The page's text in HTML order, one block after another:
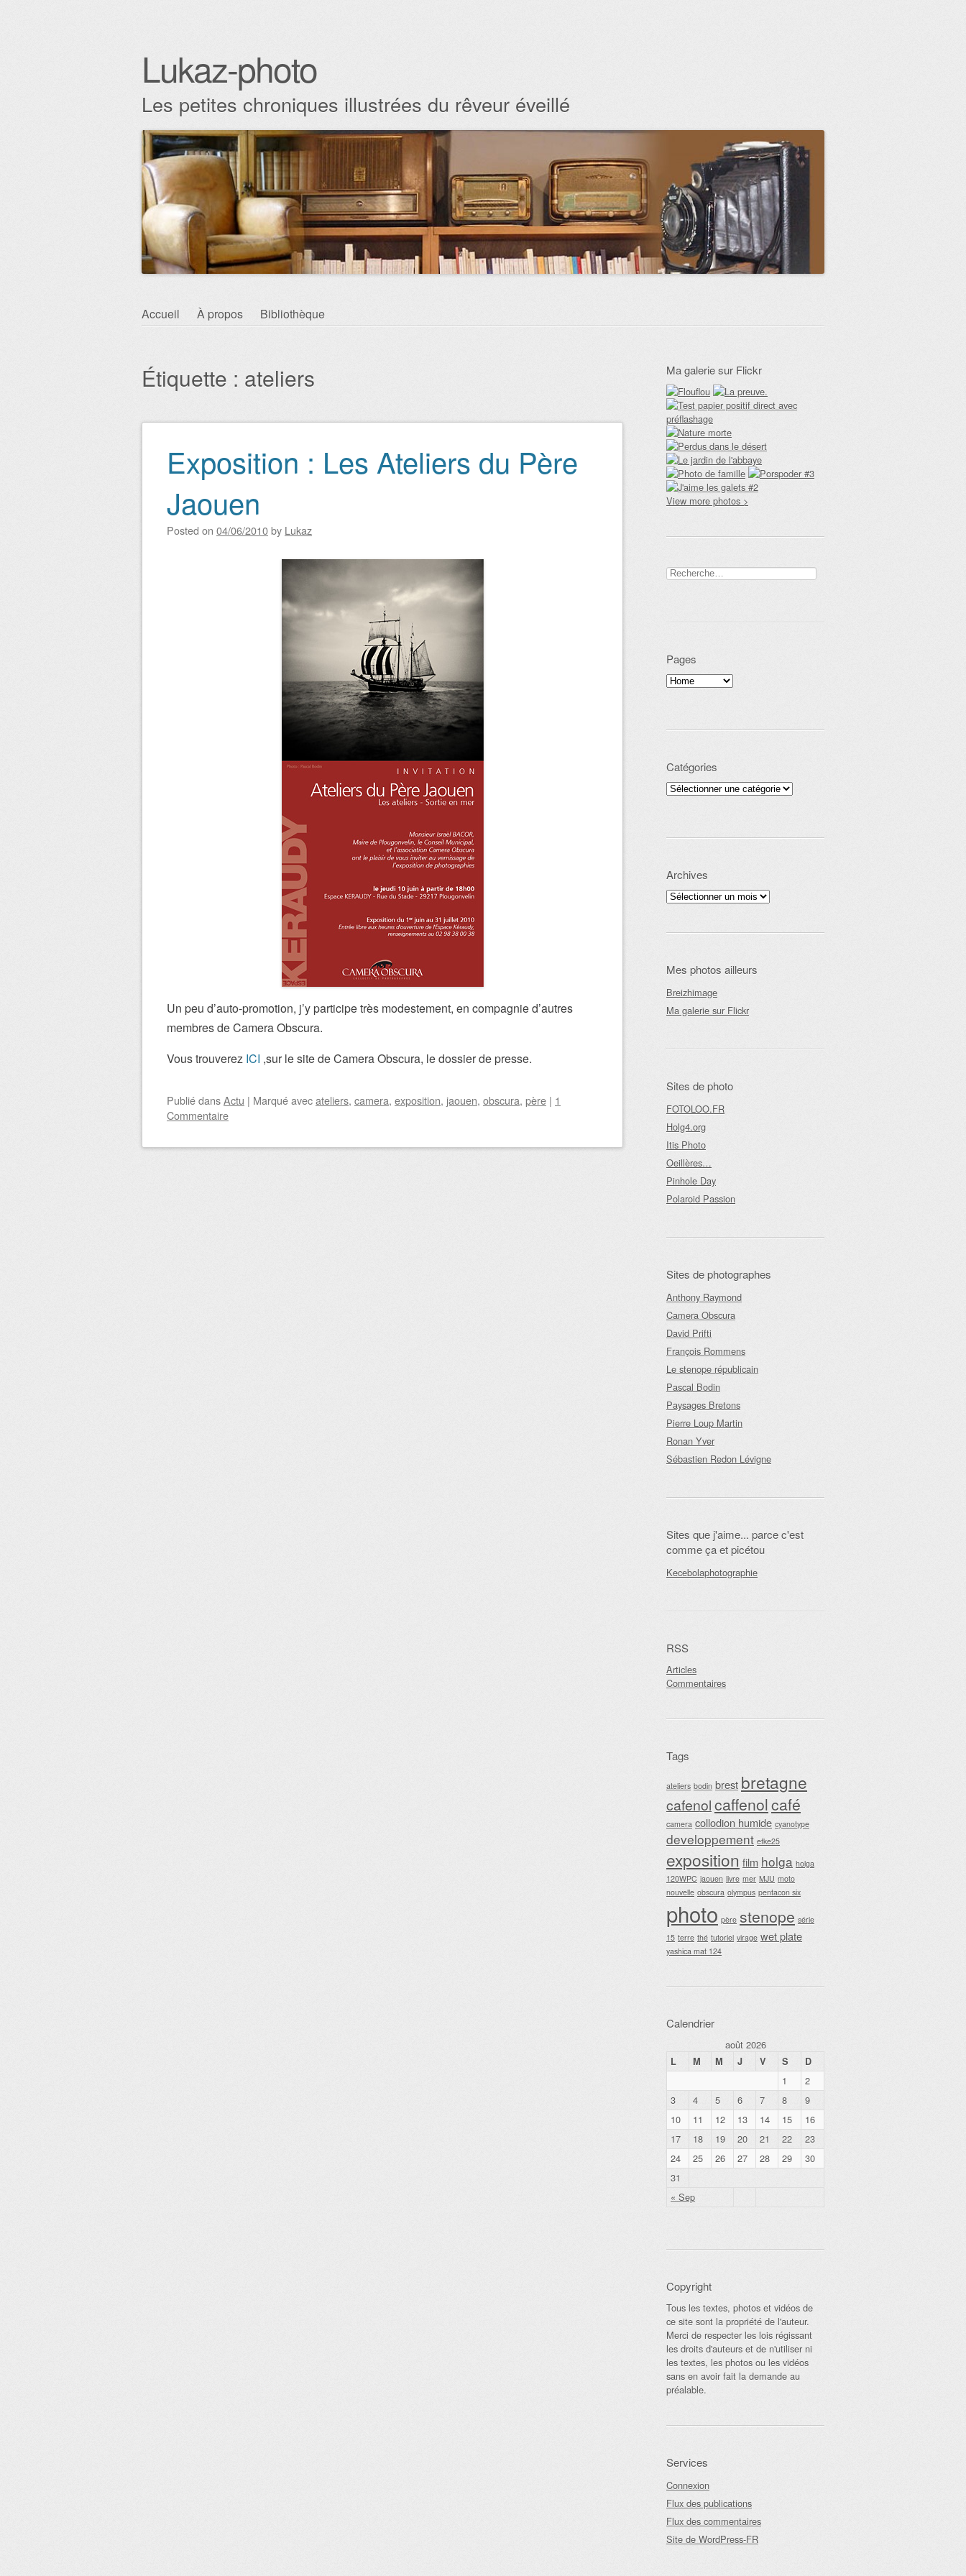
Lukaz-photo
Les petites chroniques illustrées du rêveur éveillé
Aller au contenu principal
Accueil À propos Bibliothèque
Étiquette : ateliers
Navigation des articles
Exposition : Les Ateliers du Père
Jaouen
Posted on 04/06/2010by Lukaz
Un peu d’auto-promotion, j’y participe très modestement, en compagnie d’autres
membres de Camera Obscura.
Vous trouverez ICI ,sur le site de Camera Obscura, le dossier de presse.
PubliédansActu | Marqué avecateliers, camera, exposition, jaouen, obscura, père | 1
Commentaire
Ma galerie sur Flickr
View more photos >
Rechercher :
Pages
Catégories
Catégories
Archives
Archives
Mes photos ailleurs
Breizhimage
Ma galerie sur Flickr
Sites de photo
FOTOLOO.FR
Holg4.org
Itis Photo
Oeillères…
Pinhole Day
Polaroid Passion
Sites de photographes
Anthony Raymond
Camera Obscura
David Prifti
François Rommens
Le stenope républicain
Pascal Bodin
Paysages Bretons
Pierre Loup Martin
Ronan Yver
Sébastien Redon Lévigne
Sites que j'aime... parce c'est
comme ça et picétou
Kecebolaphotographie
RSS
Articles
Commentaires
Tags
ateliers bodin brest bretagne
cafenolcaffenolcafé
camera collodion humide cyanotype
developpement efke25
exposition film holga holga
120WPC jaouen livre mer MJU moto
nouvelle obscura olympus pentacon six
photo père stenope série
15 terre thé tutoriel virage wet plate
yashica mat 124
Calendrier
août 2026
L M M J V S D
« Sep
1
2
3
4 5 6 7 8
9
10
11 12 13 14 15
16
17
18 19 20 21 22
23
24
25 26 27 28 29
30
31
Copyright
Tous les textes, photos et vidéos de
ce site sont la propriété de l'auteur.
Merci de respecter les lois régissant
les droits d'auteurs et de n'utiliser ni
les textes, les photos ou les vidéos
sans en avoir fait la demande au
préalable.
Services
Connexion
Flux des publications
Flux des commentaires
Site de WordPress-FR